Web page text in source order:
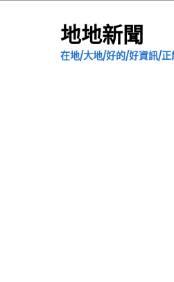
地地新聞
在地/大地/好的/好資訊/正